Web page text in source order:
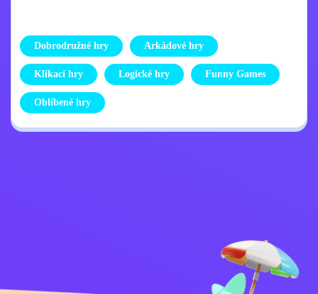
Dobrodružné hry Arkádové hry
Klikací hry Logické hry Funny Games
Oblíbené hry